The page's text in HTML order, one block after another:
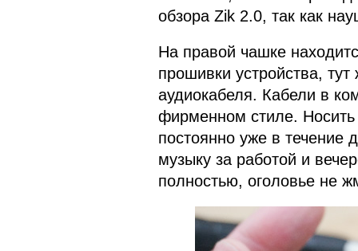
обзора Zik 2.0, так как
На правой чашке
прошивки устройства,
аудиокабеля. Кабели в
фирменном стиле. Носить
постоянно уже в
музыку за работой и
полностью, оголовье не